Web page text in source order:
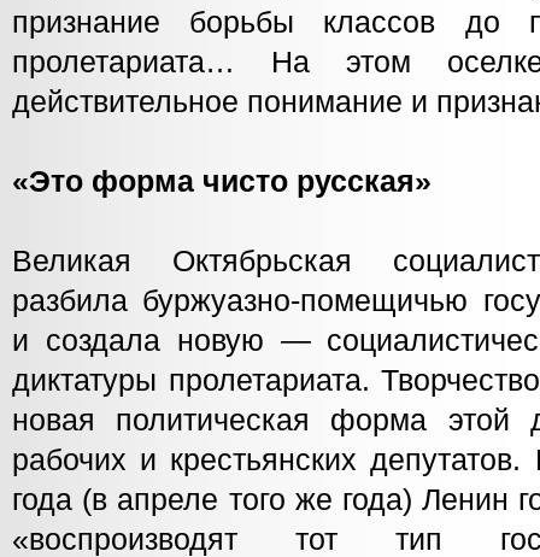
признание борьбы классов до
пролетариата… На этом
действительное понимание и
«Это форма чисто русская»
Великая Октябрьская
разбила буржуазно-помещичью
и создала новую —
диктатуры пролетариата.
новая политическая форма этой
рабочих и крестьянских
года (в апреле того же года) Ленин
«воспроизводят тот тип